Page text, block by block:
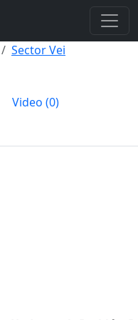
Sector Vei
Video (0)